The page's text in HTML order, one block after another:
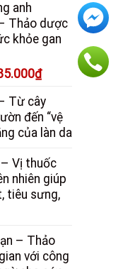
là:
150.000₫.là:
130.000₫.
anh
Thảo dược
khỏe gan
₫Giá
tại
là:
85.000₫.
Từ cây
đến “vệ
của làn da
Vị thuốc
nhiên giúp
tiêu sưng,
– Thảo
với công